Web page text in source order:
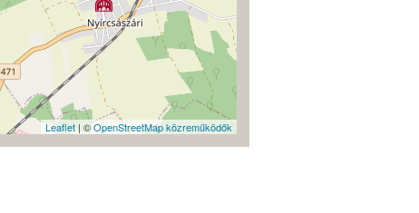
Leaflet | ©OpenStreetMap közreműködők